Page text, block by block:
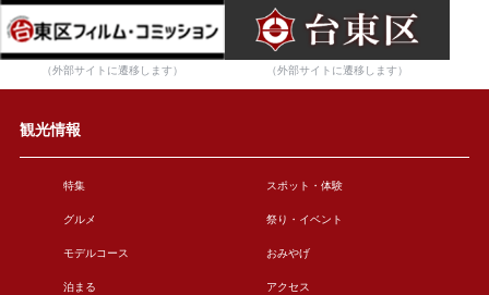
（外部サイトに遷移します） （外部サイトに遷移します）
観光情報
特集 スポット・体験
グルメ 祭り・イベント
モデルコース おみやげ
泊まる アクセス